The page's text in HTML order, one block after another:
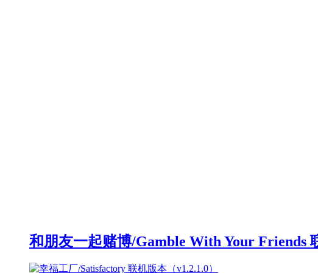
和朋友一起赌博/Gamble With Your Friends